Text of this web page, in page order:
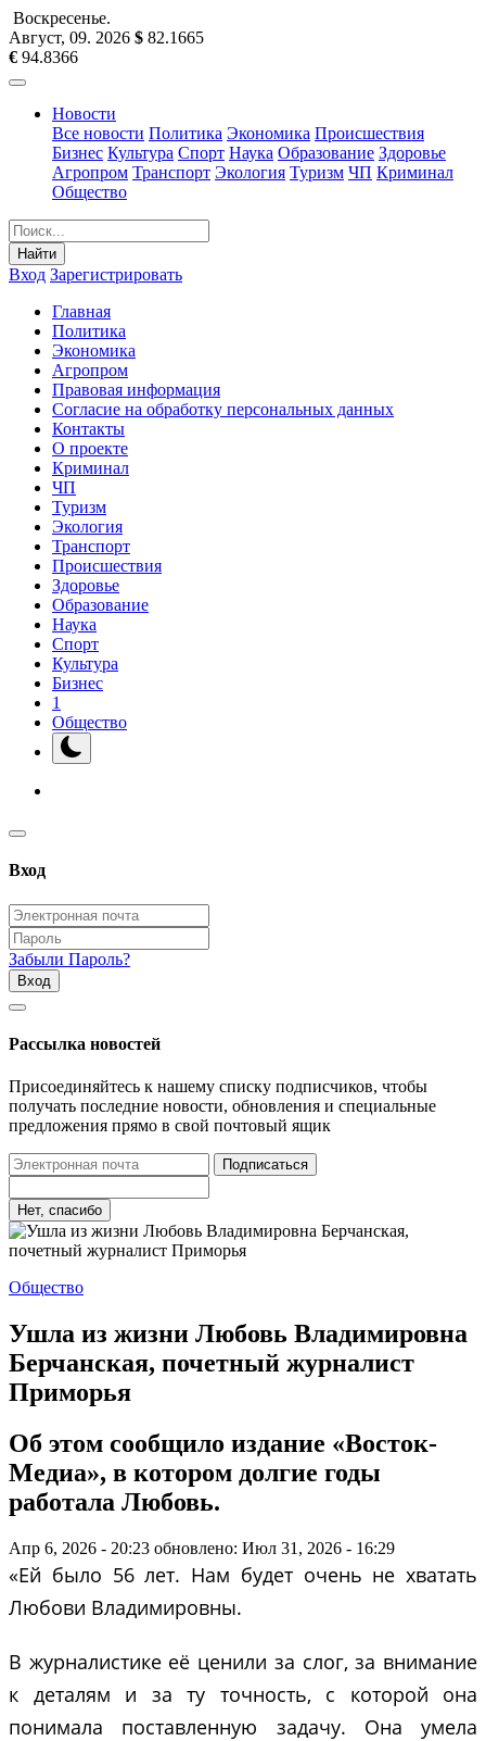
Воскресенье.
Август, 09. 2026 $ 82.1665
€ 94.8366
Новости
Все новости Политика Экономика Происшествия
Бизнес Культура Спорт Наука Образование Здоровье
Агропром Транспорт Экология Туризм ЧП Криминал
Общество
Найти
Вход Зарегистрировать
Главная
Политика
Экономика
Агропром
Правовая информация
Согласие на обработку персональных данных
Контакты
О проекте
Криминал
ЧП
Туризм
Экология
Транспорт
Происшествия
Здоровье
Образование
Наука
Спорт
Культура
Бизнес
1
Общество
Вход
Забыли Пароль?
Вход
Рассылка новостей
Присоединяйтесь к нашему списку подписчиков, чтобы
получать последние новости, обновления и специальные
предложения прямо в свой почтовый ящик
Подписаться
Нет, спасибо
Общество
Ушла из жизни Любовь Владимировна
Берчанская, почетный журналист
Приморья
Об этом сообщило издание «Восток-
Медиа», в котором долгие годы
работала Любовь.
Апр 6, 2026 - 20:23 обновлено: Июл 31, 2026 - 16:29
«Ей было 56 лет. Нам будет очень не хватать
Любови Владимировны.
В журналистике её ценили за слог, за внимание
к деталям и за ту точность, с которой она
понимала поставленную задачу. Она умела